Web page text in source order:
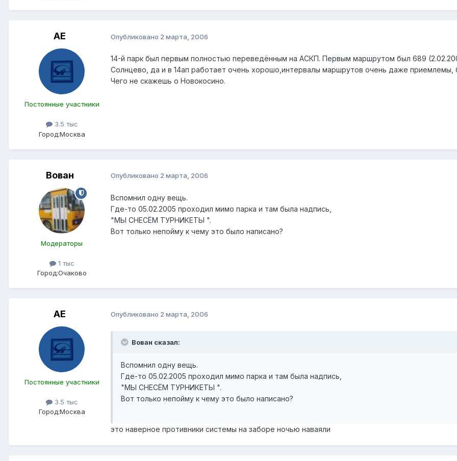
АЕ
Постоянные участники
3.5 тыс
Город:Москва
Опубликовано 2 марта, 2006
14-й парк был первым полностью переведённым на АСКП. Первым маршрутом был 689
Солнцево, да и в 14ап работает очень хорошо,интервалы маршрутов очень даже приемлемы,
Чего не скажешь о Новокосино.
Вован
Модераторы
1 тыс
Город:Очаково
Опубликовано 2 марта, 2006
Вспомнил одну вещь.
Где-то 05.02.2005 проходил мимо парка и там была надпись,
"МЫ СНЕСЁМ ТУРНИКЕТЫ ".
Вот только непойму к чему это было написано?
АЕ
Постоянные участники
3.5 тыс
Город:Москва
Опубликовано 2 марта, 2006
Вован сказал:
Вспомнил одну вещь.
Где-то 05.02.2005 проходил мимо парка и там была надпись,
"МЫ СНЕСЁМ ТУРНИКЕТЫ ".
Вот только непойму к чему это было написано?
это наверное противники системы на заборе ночью наваяли